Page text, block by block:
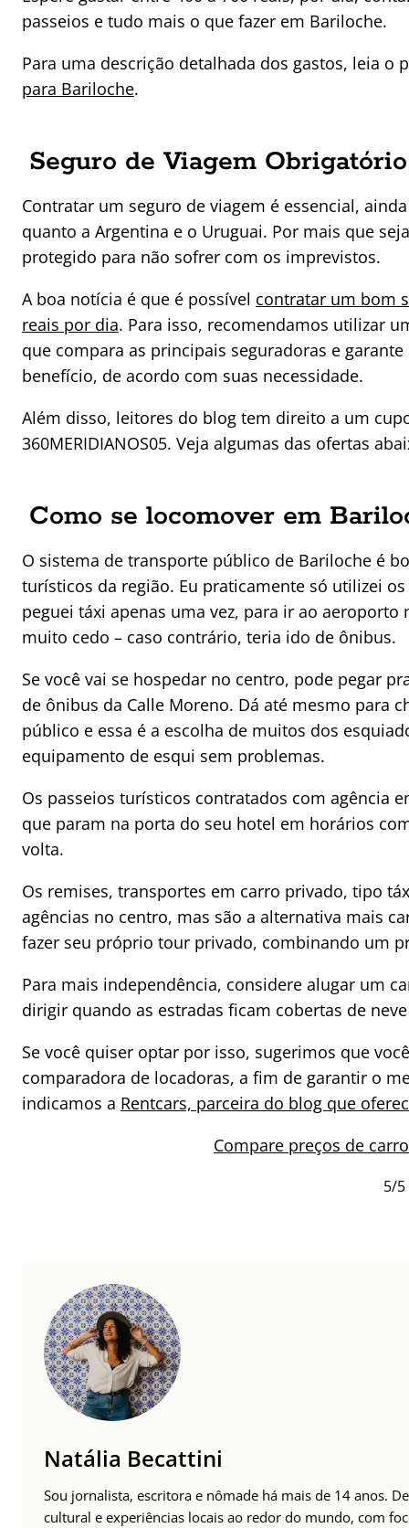
passeios e tudo mais o que fazer em Bariloche.
Para uma descrição detalhada dos gastos, leia o
para Bariloche.
Seguro de Viagem
Contratar um seguro de viagem é essencial,
quanto a Argentina e o Uruguai. Por mais que
protegido para não sofrer com os imprevistos.
A boa notícia é que é possível contratar um bom
reais por dia. Para isso, recomendamos utilizar
que compara as principais seguradoras e
benefício, de acordo com suas necessidade.
Além disso, leitores do blog tem direito a um
360MERIDIANOS05. Veja algumas das ofertas
Como se locomover em
O sistema de transporte público de Bariloche é
turísticos da região. Eu praticamente só utilizei
peguei táxi apenas uma vez, para ir ao
muito cedo – caso contrário, teria ido de ônibus.
Se você vai se hospedar no centro, pode pegar
de ônibus da Calle Moreno. Dá até mesmo para
público e essa é a escolha de muitos dos
equipamento de esqui sem problemas.
Os passeios turísticos contratados com agência
que param na porta do seu hotel em horários
volta.
Os remises, transportes em carro privado, tipo
agências no centro, mas são a alternativa mais
fazer seu próprio tour privado, combinando um
Para mais independência, considere alugar um
dirigir quando as estradas ficam cobertas de
Se você quiser optar por isso, sugerimos que
comparadora de locadoras, a fim de garantir o
indicamos a Rentcars, parceira do blog que
Compare preços de
5/5
Natália Becattini
Sou jornalista, escritora e nômade há mais de 14 anos.
cultural e experiências locais ao redor do mundo, com